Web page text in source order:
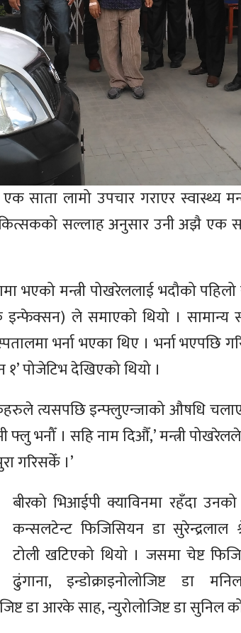
साता लामो उपचार गराएर स्वास्थ्य
सल्लाह अनुसार उनी अझै एक
भएको मन्त्री पोखरेललाई भदौको
इन्फेक्सन) ले समाएको थियो । सामान्य
भर्ना भएका थिए । भर्ना भएपछि
पोजेटिभ देखिएको थियो ।
त्यसपछि इन्फ्लुएन्जाको औषधि
भनौँ । सहि नाम दिऔँ,’ मन्त्री
गरिसकेँ ।’
बीरको भिआईपी क्याविनमा रहँदा उनको
कन्सलटेन्ट फिजिसियन डा सुरेन्द्रलाल
टोली खटिएको थियो । जसमा चेष्ट
ढुंगाना, इन्डोक्राइनोलोजिष्ट डा
डा आरके साह, न्युरोलोजिष्ट डा सुनिल